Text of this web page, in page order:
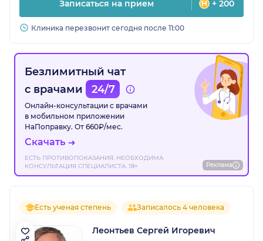
Записаться на прием + 200
Клиника перезвонит сегодня после 11:00
Безлимитный чат
с врачами
24/7
Онлайн-консультации с врачами
в мобильном приложении
НаПоправку. От 660₽/мес.
Скачать
ЕСТЬ ПРОТИВОПОКАЗАНИЯ. НЕОБХОДИМА
КОНСУЛЬТАЦИЯ СПЕЦИАЛИСТА. 18+
Реклама
Есть ученая степень Записалось 4 человека
Леонтьев Сергей Игоревич